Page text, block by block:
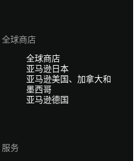
全球商店
全球商店
亚马逊日本
亚马逊美国、加拿大和
墨西哥
亚马逊德国
服务